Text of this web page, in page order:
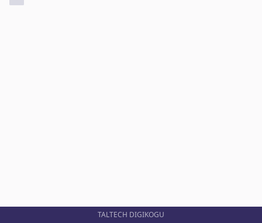
TALTECH DIGIKOGU